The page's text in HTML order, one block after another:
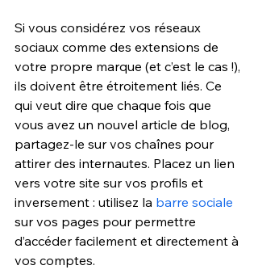
Si vous considérez vos réseaux
sociaux comme des extensions de
votre propre marque (et c’est le cas !),
ils doivent être étroitement liés. Ce
qui veut dire que chaque fois que
vous avez un nouvel article de blog,
partagez-le sur vos chaînes pour
attirer des internautes. Placez un lien
vers votre site sur vos profils et
inversement : utilisez la barre sociale
sur vos pages pour permettre
d’accéder facilement et directement à
vos comptes.